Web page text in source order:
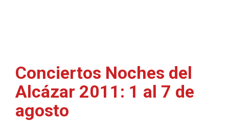
Conciertos Noches del
Alcázar 2011: 1 al 7 de
agosto